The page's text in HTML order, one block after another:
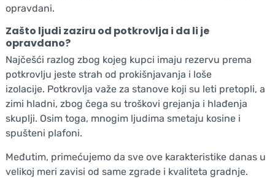
opravdani.
Zašto ljudi zaziru od potkrovlja i da li je
opravdano?
Najčešći razlog zbog kojeg kupci imaju rezervu prema
potkrovlju jeste strah od prokišnjavanja i loše
izolacije. Potkrovlja važe za stanove koji su leti pretopli, a
zimi hladni, zbog čega su troškovi grejanja i hlađenja
skuplji. Osim toga, mnogim ljudima smetaju kosine i
spušteni plafoni.
Međutim, primećujemo da sve ove karakteristike danas u
velikoj meri zavisi od same zgrade i kvaliteta gradnje.